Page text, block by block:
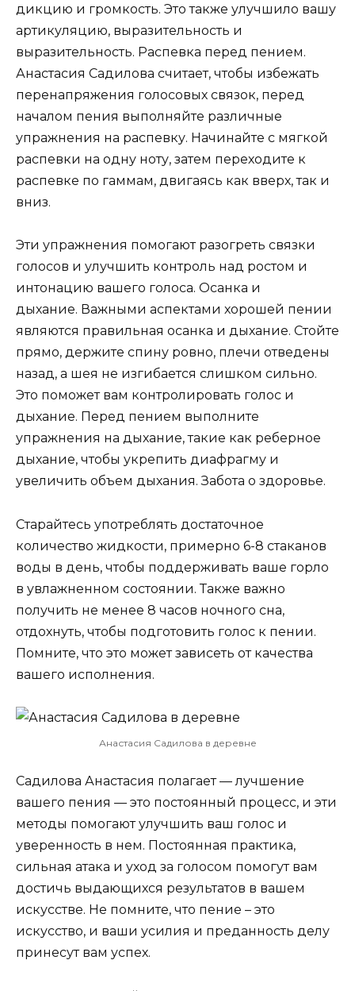
дикцию и громкость. Это также улучшило вашу
артикуляцию, выразительность и
выразительность. Распевка перед пением.
Анастасия Садилова считает, чтобы избежать
перенапряжения голосовых связок, перед
началом пения выполняйте различные
упражнения на распевку. Начинайте с мягкой
распевки на одну ноту, затем переходите к
распевке по гаммам, двигаясь как вверх, так и
вниз.
Эти упражнения помогают разогреть связки
голосов и улучшить контроль над ростом и
интонацию вашего голоса. Осанка и
дыхание. Важными аспектами хорошей пении
являются правильная осанка и дыхание. Стойте
прямо, держите спину ровно, плечи отведены
назад, а шея не изгибается слишком сильно.
Это поможет вам контролировать голос и
дыхание. Перед пением выполните
упражнения на дыхание, такие как реберное
дыхание, чтобы укрепить диафрагму и
увеличить объем дыхания. Забота о здоровье.
Старайтесь употреблять достаточное
количество жидкости, примерно 6-8 стаканов
воды в день, чтобы поддерживать ваше горло
в увлажненном состоянии. Также важно
получить не менее 8 часов ночного сна,
отдохнуть, чтобы подготовить голос к пении.
Помните, что это может зависеть от качества
вашего исполнения.
Анастасия Садилова в деревне
Садилова Анастасия полагает — лучшение
вашего пения — это постоянный процесс, и эти
методы помогают улучшить ваш голос и
уверенность в нем. Постоянная практика,
сильная атака и уход за голосом помогут вам
достичь выдающихся результатов в вашем
искусстве. Не помните, что пение – это
искусство, и ваши усилия и преданность делу
принесут вам успех.